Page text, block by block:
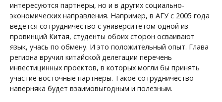
интересуются партнеры, но и в других социально-
экономических направления. Например, в АГУ с 2005 года
ведется сотрудничество с университетом одной из
провинций Китая, студенты обоих сторон осваивают
язык, учась по обмену. И это положительный опыт. Глава
региона вручил китайской делегации перечень
инвестицинных проектов, в которых могли бы принять
участие восточные партнеры. Такое сотрудничество
наверняка будет взаимовыгодным и полезным.